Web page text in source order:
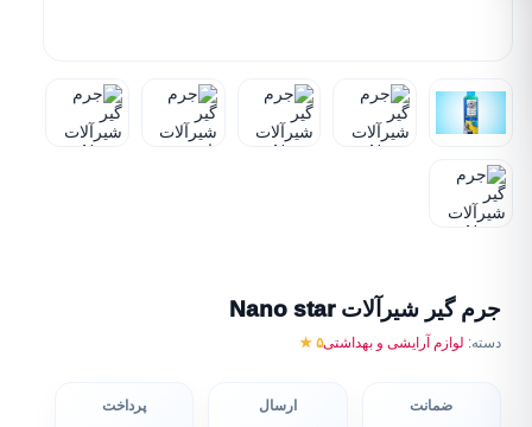
جرم گیر شیرآلات Nano star
دسته: لوازم آرایشی و بهداشتی۵ ★
ضمانت ارسال پرداخت